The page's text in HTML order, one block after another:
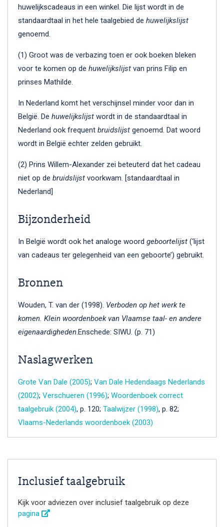
huwelijkscadeaus in een winkel. Die lijst wordt in de
standaardtaal in het hele taalgebied de huwelijkslijst
genoemd.
(1) Groot was de verbazing toen er ook boeken bleken
voor te komen op de huwelijkslijst van prins Filip en
prinses Mathilde.
In Nederland komt het verschijnsel minder voor dan in
België. De huwelijkslijst wordt in de standaardtaal in
Nederland ook frequent bruidslijst genoemd. Dat woord
wordt in België echter zelden gebruikt.
(2) Prins Willem-Alexander zei beteuterd dat het cadeau
niet op de bruidslijst voorkwam. [standaardtaal in
Nederland]
Bijzonderheid
In België wordt ook het analoge woord geboortelijst (‘lijst
van cadeaus ter gelegenheid van een geboorte’) gebruikt.
Bronnen
Wouden, T. van der (1998). Verboden op het werk te
komen. Klein woordenboek van Vlaamse taal- en andere
eigenaardigheden.Enschede: SIWU. (p. 71)
Naslagwerken
Grote Van Dale (2005); Van Dale Hedendaags Nederlands
(2002); Verschueren (1996); Woordenboek correct
taalgebruik (2004), p. 120; Taalwijzer (1998), p. 82;
Vlaams-Nederlands woordenboek (2003)
Inclusief taalgebruik
Kijk voor adviezen over inclusief taalgebruik op deze
pagina